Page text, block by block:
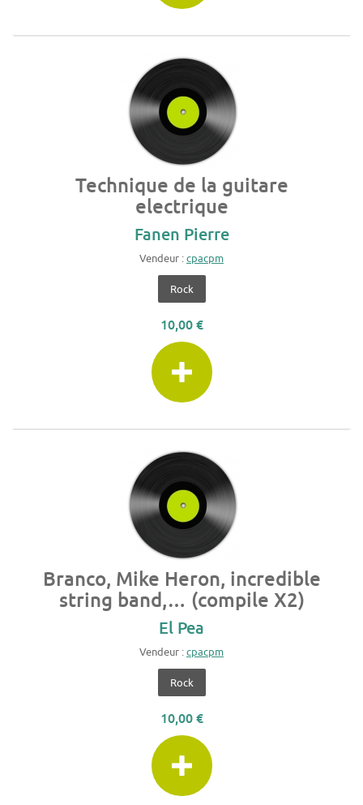
Technique de la guitare
electrique
Fanen Pierre
Vendeur :cpacpm
Rock
10,00 €
Branco, Mike Heron, incredible
string band,… (compile X2)
El Pea
Vendeur :cpacpm
Rock
10,00 €